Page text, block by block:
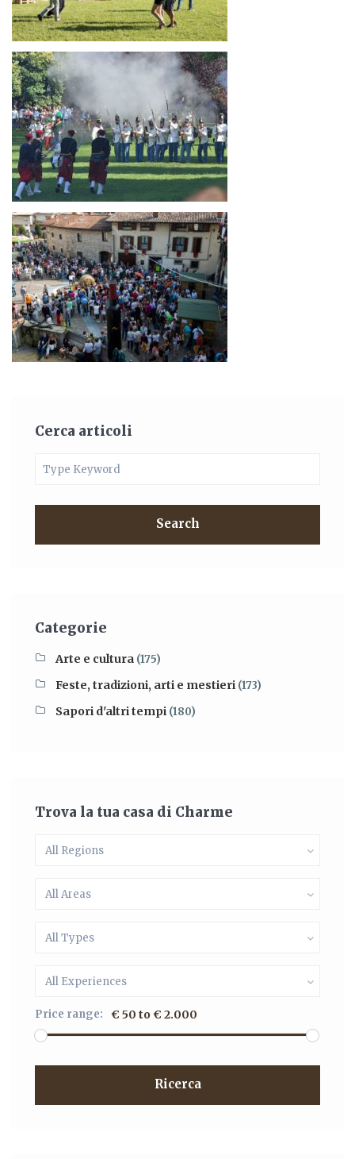
Cerca articoli
Search
Categorie
Arte e cultura (175)
Feste, tradizioni, arti e mestieri (173)
Sapori d'altri tempi (180)
Trova la tua casa di Charme
All Regions
All Areas
All Types
All Experiences
Price range: € 50 to € 2.000
Ricerca